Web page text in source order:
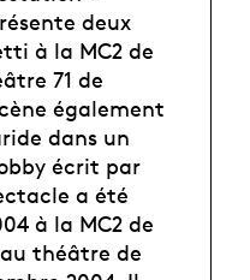
deux
à la MC2 de
71 de
également
dans un
écrit par
a été
à la MC2 de
théâtre de